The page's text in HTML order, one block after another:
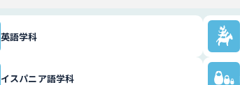
英語学科
イスパニア語学科